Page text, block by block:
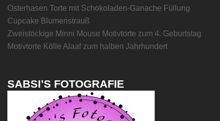
Osterhasen Torte mit Schokoladen-Ganache Füllung
Cupcake Blumenstrauß
Zweistöckige Minni Mouse Motivtorte zum 4. Geburtstag
Motivtorte Kölle Alaaf zum halben Jahrhundert
SABSI’S FOTOGRAFIE